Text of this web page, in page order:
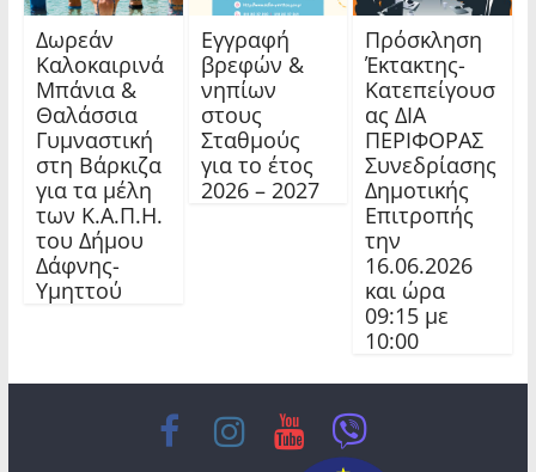
Δωρεάν
Καλοκαιρινά
Μπάνια &
Θαλάσσια
Γυμναστική
στη Βάρκιζα
για τα μέλη
των Κ.Α.Π.Η.
του Δήμου
Δάφνης-
Υμηττού
Εγγραφή
βρεφών &
νηπίων
στους
Σταθμούς
για το έτος
2026 – 2027
Πρόσκληση
Έκτακτης-
Κατεπείγουσ
ας ΔΙΑ
ΠΕΡΙΦΟΡΑΣ
Συνεδρίασης
Δημοτικής
Επιτροπής
την
16.06.2026
και ώρα
09:15 με
10:00